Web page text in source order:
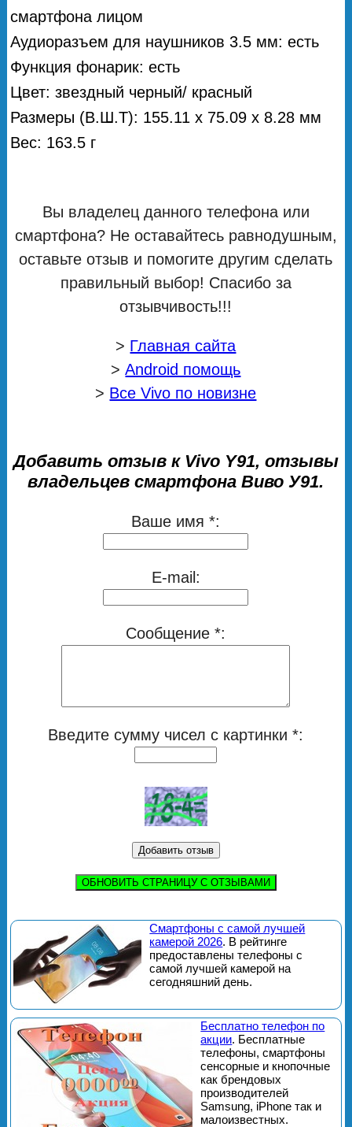
смартфона лицом
Аудиоразъем для наушников 3.5 мм: есть
Функция фонарик: есть
Цвет: звездный черный/ красный
Размеры (В.Ш.Т): 155.11 х 75.09 х 8.28 мм
Вес: 163.5 г
Вы владелец данного телефона или
смартфона? Не оставайтесь равнодушным,
оставьте отзыв и помогите другим сделать
правильный выбор! Спасибо за
отзывчивость!!!
> Главная сайта
>Android помощь
> Все Vivo по новизне
Добавить отзыв к Vivo Y91, отзывы
владельцев смартфона Виво У91.
Ваше имя *:
E-mail:
Сообщение *:
Введите сумму чисел с картинки *:
ОБНОВИТЬ СТРАНИЦУ С ОТЗЫВАМИ
Смартфоны с самой лучшей
камерой 2026. В рейтинге
предоставлены телефоны с
самой лучшей камерой на
сегодняшний день.
Бесплатно телефон по
акции. Бесплатные
телефоны, смартфоны
сенсорные и кнопочные
как брендовых
производителей
Samsung, iPhone так и
малоизвестных.